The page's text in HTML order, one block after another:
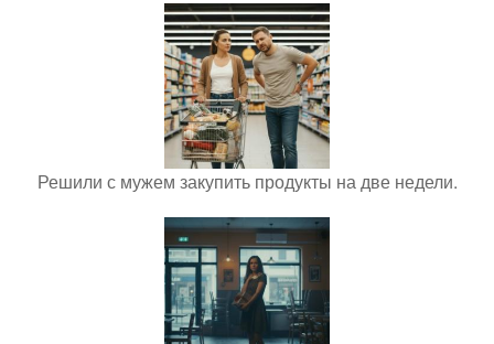
Решили с мужем закупить продукты на две недели.